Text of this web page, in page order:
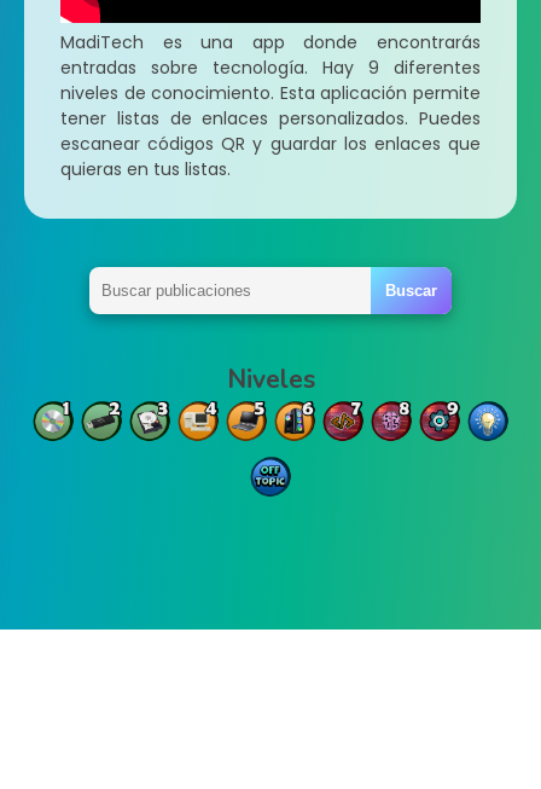
MadiTech es una app donde encontrarás
entradas sobre tecnología. Hay 9 diferentes
niveles de conocimiento. Esta aplicación permite
tener listas de enlaces personalizados. Puedes
escanear códigos QR y guardar los enlaces que
quieras en tus listas.
Niveles